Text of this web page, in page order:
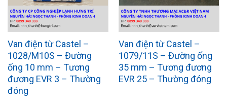
Van điện từ Castel –
1028/M10S – Đường
ống 10 mm – Tương
đương EVR 3 – Thường
đóng
Van điện từ Castel –
1079/11S – Đường ống
35 mm – Tương đương
EVR 25 – Thường đóng